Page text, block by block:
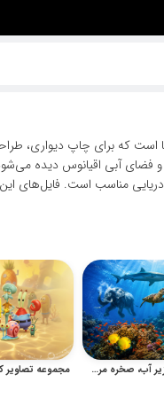
است که برای چاپ دیواری،
و فضای آبی اقیانوس دیده
مناسب است. فایل‌های این
مجموعه عکس زیر آب، صخره مرجانی و جانوران دریایی